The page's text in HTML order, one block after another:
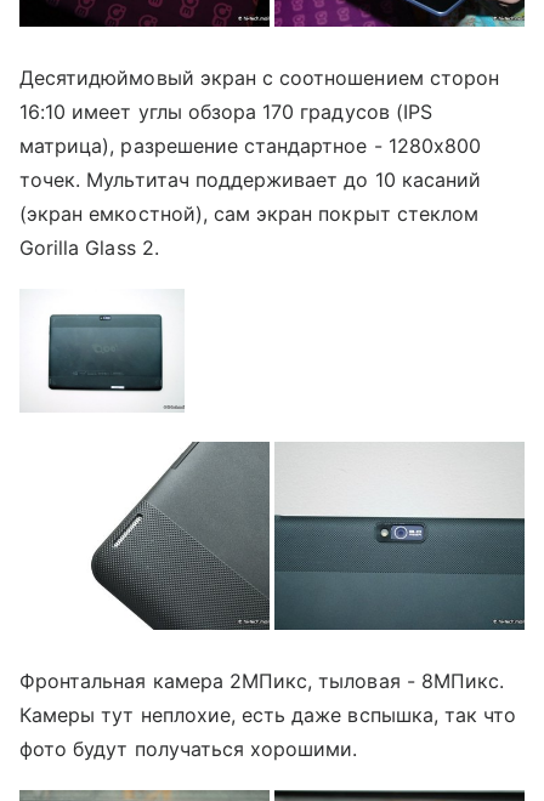
Десятидюймовый экран с соотношением сторон
16:10 имеет углы обзора 170 градусов (IPS
матрица), разрешение стандартное - 1280х800
точек. Мультитач поддерживает до 10 касаний
(экран емкостной), сам экран покрыт стеклом
Gorilla Glass 2.
Фронтальная камера 2МПикс, тыловая - 8МПикс.
Камеры тут неплохие, есть даже вспышка, так что
фото будут получаться хорошими.